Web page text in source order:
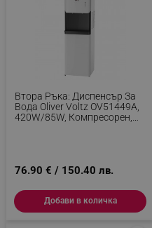
Втора Ръка: Диспенсър За
Вода Oliver Voltz OV51449A,
420W/85W, Компресорен,
76.90 € / 150.40 лв.
Добави в количка
sgfUserUpdateData
rlv_h_fbp